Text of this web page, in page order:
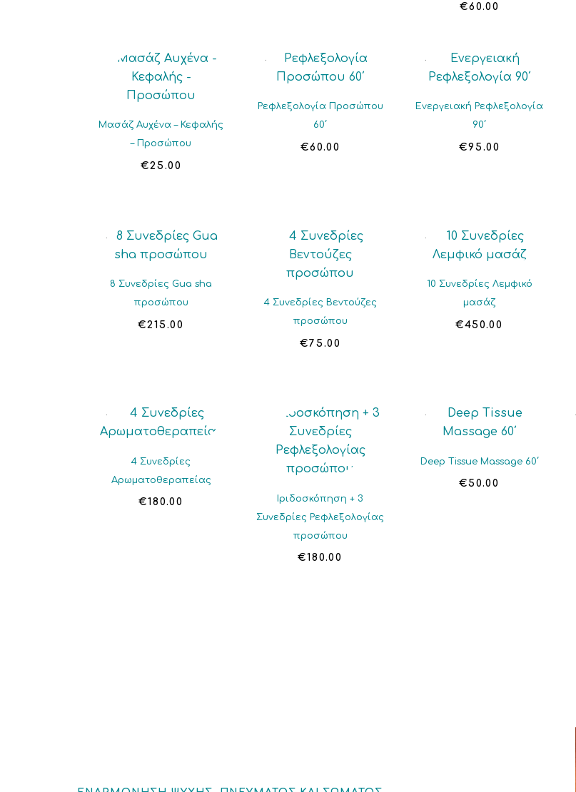
€60.00
Μασάζ Αυχένα – Κεφαλής
– Προσώπου
€25.00
Ρεφλεξολογία Προσώπου
60΄
€60.00
Ενεργειακή Ρεφλεξολογία
90΄
€95.00
8 Συνεδρίες Gua sha
προσώπου
€215.00
4 Συνεδρίες Βεντούζες
προσώπου
€75.00
10 Συνεδρίες Λεμφικό
μασάζ
€450.00
4 Συνεδρίες
Αρωματοθεραπείας
€180.00
Ιριδοσκόπηση + 3
Συνεδρίες Ρεφλεξολογίας
προσώπου
€180.00
Deep Tissue Massage 60΄
€50.00